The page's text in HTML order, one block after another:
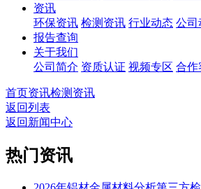
资讯
环保资讯 检测资讯 行业动态 公司
报告查询
关于我们
公司简介 资质认证 视频专区 合作
首页资讯检测资讯
返回列表
返回新闻中心
热门资讯